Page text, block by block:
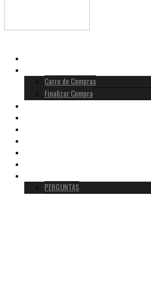
Carro de Compras
Finalizar Compra
PERGUNTAS